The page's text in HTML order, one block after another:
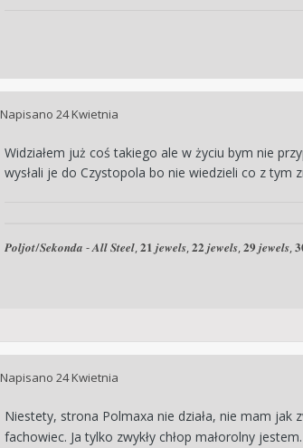
Napisano 24 Kwietnia
Widziałem już coś takiego ale w życiu bym nie
wysłali je do Czystopola bo nie wiedzieli co z tym
𝑷𝒐𝒍𝒋𝒐𝒕/𝑺𝒆𝒌𝒐𝒏𝒅𝒂 - 𝑨𝒍𝒍 𝑺𝒕𝒆𝒆𝒍, 𝟐𝟏 𝒋𝒆𝒘𝒆𝒍𝒔, 𝟐𝟐 𝒋𝒆𝒘𝒆𝒍𝒔, 𝟐𝟗 𝒋𝒆𝒘𝒆𝒍𝒔,
Napisano 24 Kwietnia
Niestety, strona Polmaxa nie działa, nie mam jak
fachowiec. Ja tylko zwykły chłop małorolny jestem.